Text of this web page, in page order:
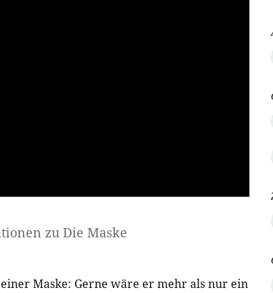
zu Die Maske
Maske: Gerne wäre er mehr als nur ein